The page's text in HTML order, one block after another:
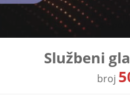
Službeni
broj